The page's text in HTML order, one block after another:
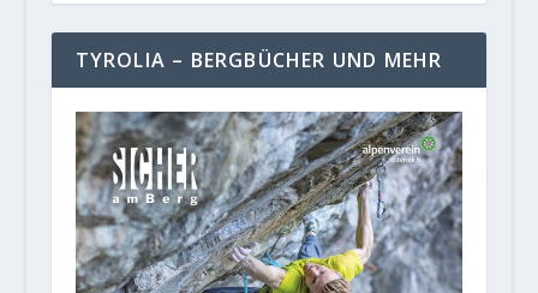
TYROLIA – BERGBÜCHER UND MEHR